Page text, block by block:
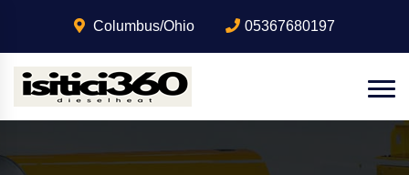
Columbus/Ohio 05367680197